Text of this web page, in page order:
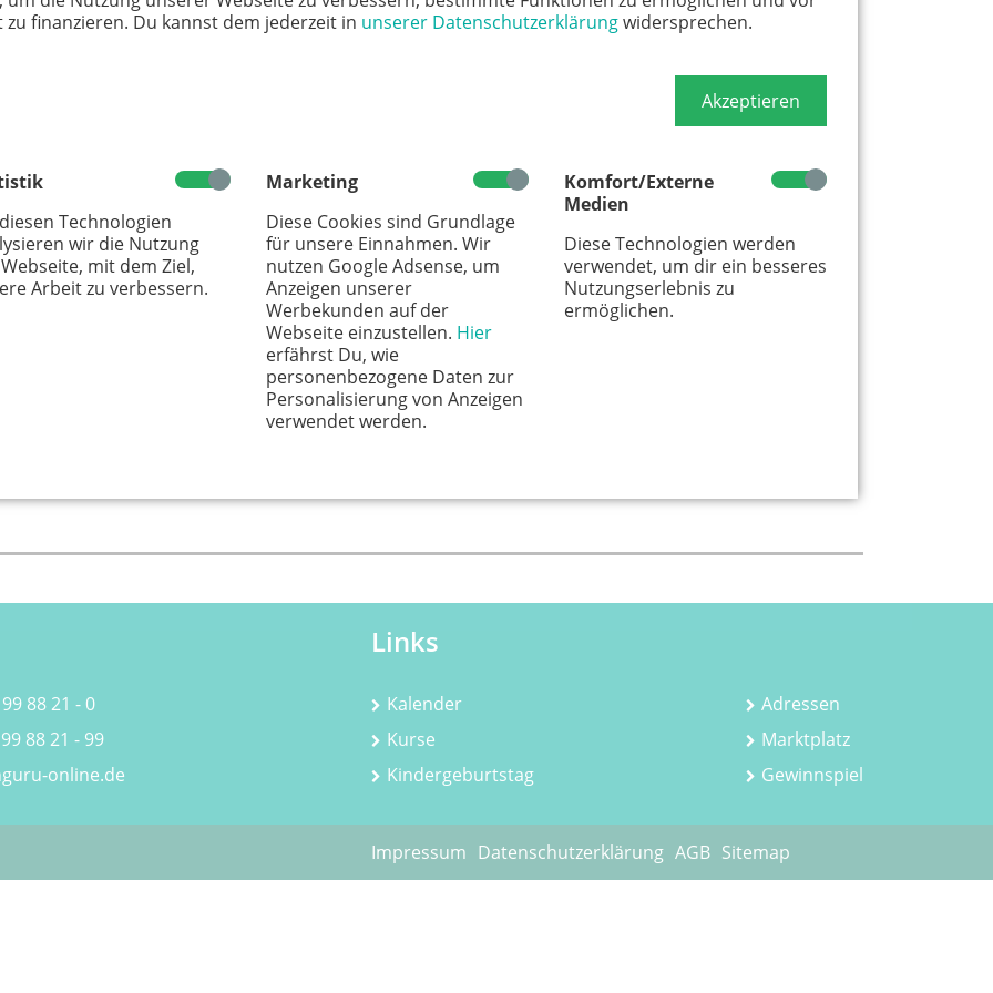
finanzieren. Du kannst dem jederzeit in unserer Datenschutzerklärungwidersprechen.
Akzeptieren
Technologien
wir die Nutzung
mit dem Ziel,
Arbeit zu verbessern.
Marketing
Diese Cookies sind Grundlage
für unsere Einnahmen. Wir
nutzen Google Adsense, um
Anzeigen unserer
Werbekunden auf der
Webseite einzustellen. Hier
erfährst Du, wie
personenbezogene Daten zur
Personalisierung von Anzeigen
verwendet werden.
Komfort/Externe
Medien
Diese Technologien werden
verwendet, um dir ein besseres
Nutzungserlebnis zu
ermöglichen.
Deutschlehrerin für das Gymnasium. Alle Lehrkräfte, die im LOS unterrichten sind
im Umgang mit LRS. Sie nehmen regelmäßig an Weiterbildungen teil.
Auf Google Maps anzeigen
88 21 - 0
88 21 - 99
online.de
Links
Kalender
Kurse
Kindergeburtstag
Adressen
Marktplatz
Gewinnspiel
Impressum Datenschutzerklärung AGB Sitemap